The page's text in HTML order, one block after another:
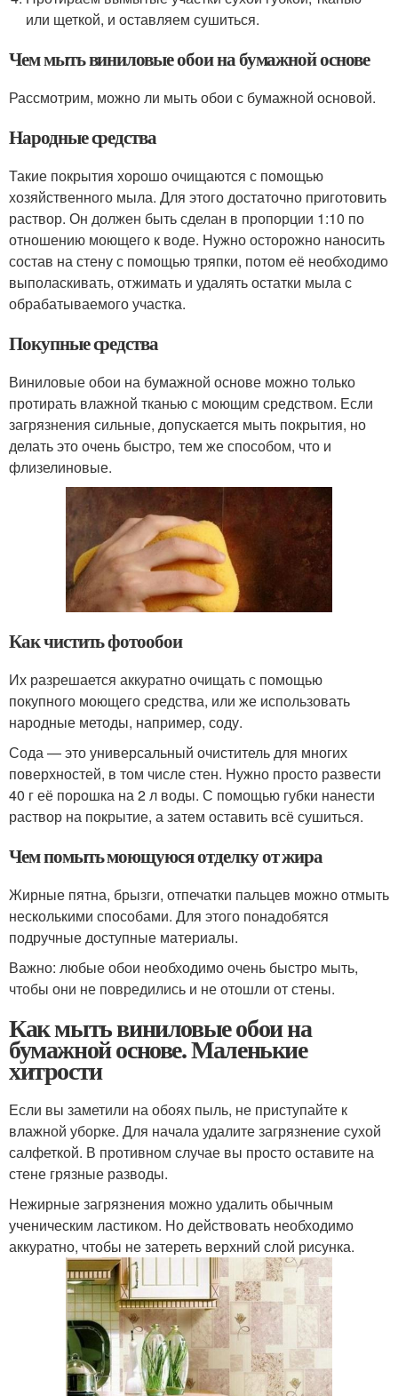
или щеткой, и оставляем сушиться.
Чем мыть виниловые обои на бумажной основе
Рассмотрим, можно ли мыть обои с бумажной основой.
Народные средства
Такие покрытия хорошо очищаются с помощью
хозяйственного мыла. Для этого достаточно приготовить
раствор. Он должен быть сделан в пропорции 1:10 по
отношению моющего к воде. Нужно осторожно наносить
состав на стену с помощью тряпки, потом её необходимо
выполаскивать, отжимать и удалять остатки мыла с
обрабатываемого участка.
Покупные средства
Виниловые обои на бумажной основе можно только
протирать влажной тканью с моющим средством. Если
загрязнения сильные, допускается мыть покрытия, но
делать это очень быстро, тем же способом, что и
флизелиновые.
Как чистить фотообои
Их разрешается аккуратно очищать с помощью
покупного моющего средства, или же использовать
народные методы, например, соду.
Сода — это универсальный очиститель для многих
поверхностей, в том числе стен. Нужно просто развести
40 г её порошка на 2 л воды. С помощью губки нанести
раствор на покрытие, а затем оставить всё сушиться.
Чем помыть моющуюся отделку от жира
Жирные пятна, брызги, отпечатки пальцев можно отмыть
несколькими способами. Для этого понадобятся
подручные доступные материалы.
Важно: любые обои необходимо очень быстро мыть,
чтобы они не повредились и не отошли от стены.
Как мыть виниловые обои на
бумажной основе. Маленькие
хитрости
Если вы заметили на обоях пыль, не приступайте к
влажной уборке. Для начала удалите загрязнение сухой
салфеткой. В противном случае вы просто оставите на
стене грязные разводы.
Нежирные загрязнения можно удалить обычным
ученическим ластиком. Но действовать необходимо
аккуратно, чтобы не затереть верхний слой рисунка.